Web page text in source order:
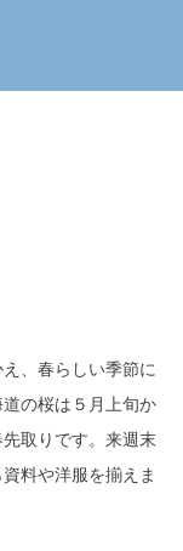
、春らしい季節に
の桜は５月上旬か
取りです。来週末
料や洋服を揃えま